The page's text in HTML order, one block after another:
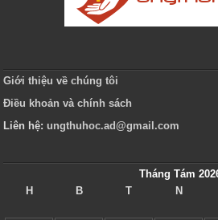
Giới thiệu về chúng tôi
Điều khoản và chính sách
Liên hệ:ungthuhoc.ad@gmail.com
Tháng Tám
H
B T N